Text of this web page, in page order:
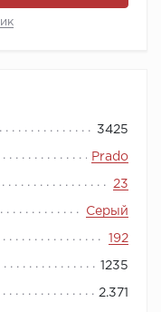
3425
Prado
23
Серый
192
1235
2.371